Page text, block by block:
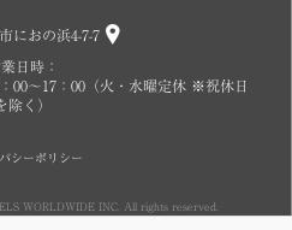
におの浜4-7-7
日時：
00～17：00（火・水曜定休 ※祝休日
除く）
シーポリシー
WORLDWIDE INC. All rights reserved.